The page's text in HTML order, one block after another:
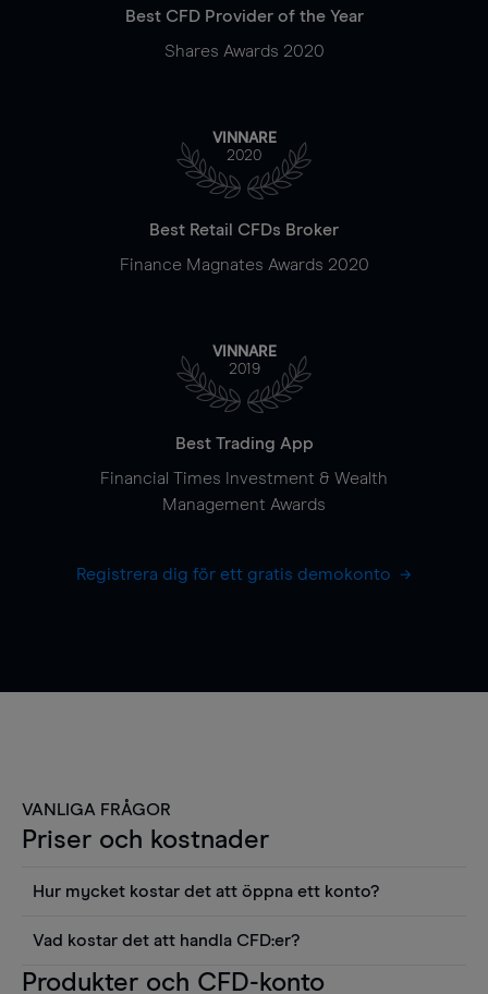
Best CFD Provider of the Year
Shares Awards 2020
VINNARE
2020
Best Retail CFDs Broker
Finance Magnates Awards 2020
VINNARE
2019
Best Trading App
Financial Times Investment & Wealth
Management Awards
Registrera dig för ett gratis demokonto
VANLIGA FRÅGOR
Priser och kostnader
Hur mycket kostar det att öppna ett konto?
använda sådana verktyg som diagram, Reuters
Vad kostar det att handla CFD:er?
Det är en rad kostnader att tänka på när man
Produkter och CFD-konto